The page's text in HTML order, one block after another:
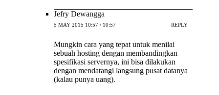
Jefry Dewangga
5 MAY 2015 10:57 / 10:57 REPLY
Mungkin cara yang tepat untuk menilai
sebuah hosting dengan membandingkan
spesifikasi servernya, ini bisa dilakukan
dengan mendatangi langsung pusat datanya
(kalau punya uang).